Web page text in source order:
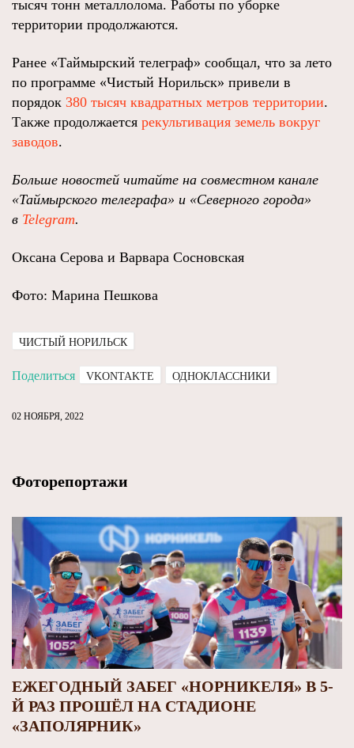
тысяч тонн металлолома. Работы по уборке
территории продолжаются.
Ранее «Таймырский телеграф» сообщал, что за лето
по программе «Чистый Норильск» привели в
порядок 380 тысяч квадратных метров территории.
Также продолжается рекультивация земель вокруг
заводов.
Больше новостей читайте на совместном канале
«Таймырского телеграфа» и «Северного города»
в Telegram.
Оксана Серова и Варвара Сосновская
Фото: Марина Пешкова
ЧИСТЫЙ НОРИЛЬСК
Поделиться VKONTAKTE ОДНОКЛАССНИКИ
02 НОЯБРЯ, 2022
Фоторепортажи
ЕЖЕГОДНЫЙ ЗАБЕГ «НОРНИКЕЛЯ» В 5-
Й РАЗ ПРОШЁЛ НА СТАДИОНЕ
«ЗАПОЛЯРНИК»